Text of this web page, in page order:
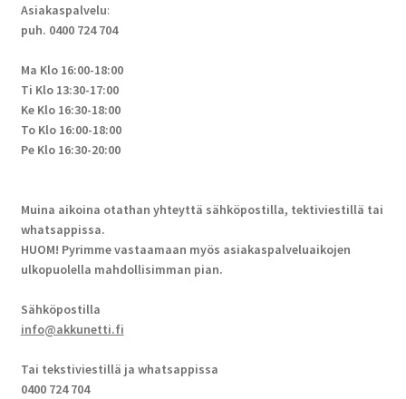
Asiakaspalvelu:
puh. 0400 724 704
Ma Klo 16:00-18:00
Ti Klo 13:30-17:00
Ke Klo 16:30-18:00
To Klo 16:00-18:00
Pe Klo 16:30-20:00
Muina aikoina otathan yhteyttä sähköpostilla, tektiviestillä tai
whatsappissa.
HUOM! Pyrimme vastaamaan myös asiakaspalveluaikojen
ulkopuolella mahdollisimman pian.
Sähköpostilla
info@akkunetti.fi
Tai tekstiviestillä ja whatsappissa
0400 724 704